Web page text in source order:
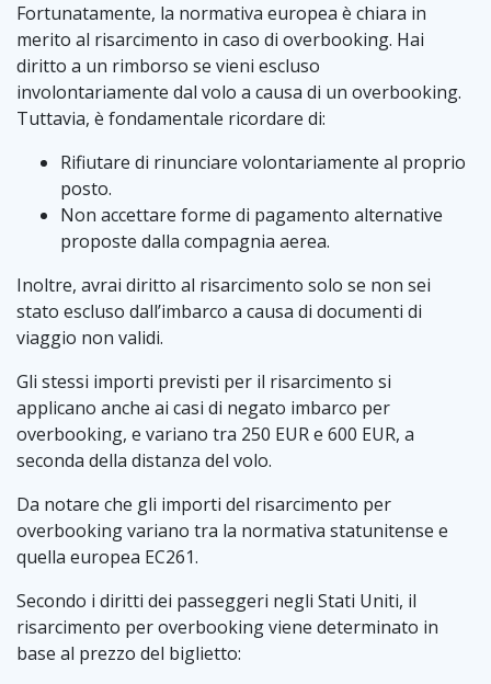
Fortunatamente, la normativa europea è chiara in
merito al risarcimento in caso di overbooking. Hai
diritto a un rimborso se vieni escluso
involontariamente dal volo a causa di un overbooking.
Tuttavia, è fondamentale ricordare di:
Rifiutare di rinunciare volontariamente al proprio
posto.
Non accettare forme di pagamento alternative
proposte dalla compagnia aerea.
Inoltre, avrai diritto al risarcimento solo se non sei
stato escluso dall’imbarco a causa di documenti di
viaggio non validi.
Gli stessi importi previsti per il risarcimento si
applicano anche ai casi di negato imbarco per
overbooking, e variano tra 250 EUR e 600 EUR, a
seconda della distanza del volo.
Da notare che gli importi del risarcimento per
overbooking variano tra la normativa statunitense e
quella europea EC261.
Secondo i diritti dei passeggeri negli Stati Uniti, il
risarcimento per overbooking viene determinato in
base al prezzo del biglietto: